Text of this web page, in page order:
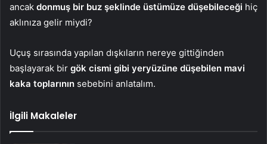
ancak donmuş bir buz şeklinde üstümüze düşebileceği hiç
aklınıza gelir miydi?
Uçuş sırasında yapılan dışkıların nereye gittiğinden
başlayarak bir gök cismi gibi yeryüzüne düşebilen mavi
kaka toplarının sebebini anlatalım.
İlgili Makaleler